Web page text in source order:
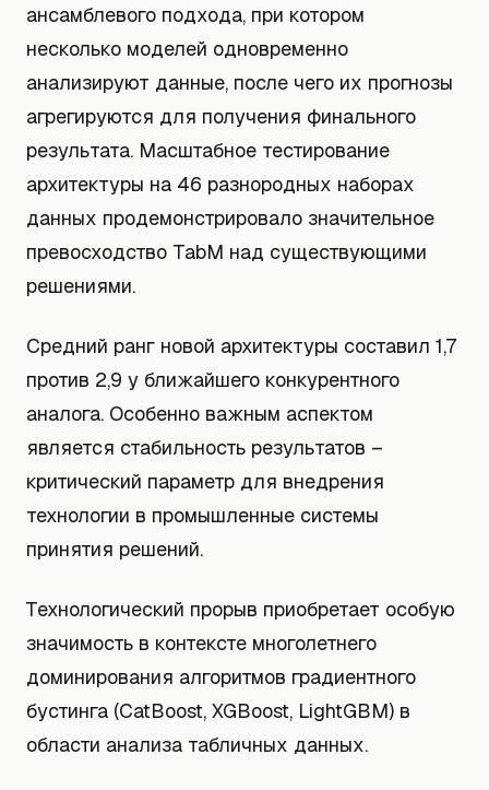
ансамблевого подхода, при котором
несколько моделей одновременно
анализируют данные, после чего их прогнозы
агрегируются для получения финального
результата. Масштабное тестирование
архитектуры на 46 разнородных наборах
данных продемонстрировало значительное
превосходство TabM над существующими
решениями.
Средний ранг новой архитектуры составил 1,7
против 2,9 у ближайшего конкурентного
аналога. Особенно важным аспектом
является стабильность результатов –
критический параметр для внедрения
технологии в промышленные системы
принятия решений.
Технологический прорыв приобретает особую
значимость в контексте многолетнего
доминирования алгоритмов градиентного
бустинга (CatBoost, XGBoost, LightGBM) в
области анализа табличных данных.